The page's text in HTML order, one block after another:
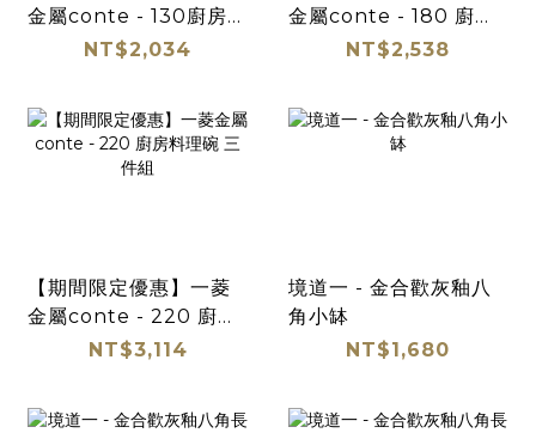
金屬conte - 130廚房料
理碗三件組NT$2,034
金屬conte - 180 廚房
料理碗 三件組
NT$2,538
【期間限定優惠】一菱
金屬conte - 220 廚房
料理碗 三件組
NT$3,114
境道一 - 金合歡灰釉八
角小缽
NT$1,680